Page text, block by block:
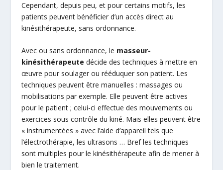
Cependant, depuis peu, et pour certains motifs, les
patients peuvent bénéficier d’un accès direct au
kinésithérapeute, sans ordonnance.
Avec ou sans ordonnance, le masseur-
kinésithérapeute décide des techniques à mettre en
œuvre pour soulager ou rééduquer son patient. Les
techniques peuvent être manuelles : massages ou
mobilisations par exemple. Elle peuvent être actives
pour le patient ; celui-ci effectue des mouvements ou
exercices sous contrôle du kiné. Mais elles peuvent être
« instrumentées » avec l’aide d’appareil tels que
l’électrothérapie, les ultrasons … Bref les techniques
sont multiples pour le kinésithérapeute afin de mener à
bien le traitement.